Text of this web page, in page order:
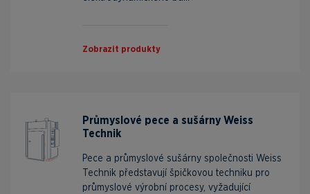
Zobrazit produkty
Průmyslové pece a sušárny Weiss
Technik
Pece a průmyslové sušárny společnosti Weiss
Technik představují špičkovou techniku pro
průmyslové výrobní procesy, vyžadující